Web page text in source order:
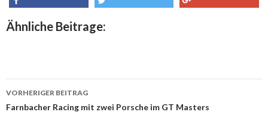
share
Ähnliche Beitrage:
Beitrags-
VORHERIGER BEITRAG
Farnbacher Racing mit zwei Porsche im GT Masters